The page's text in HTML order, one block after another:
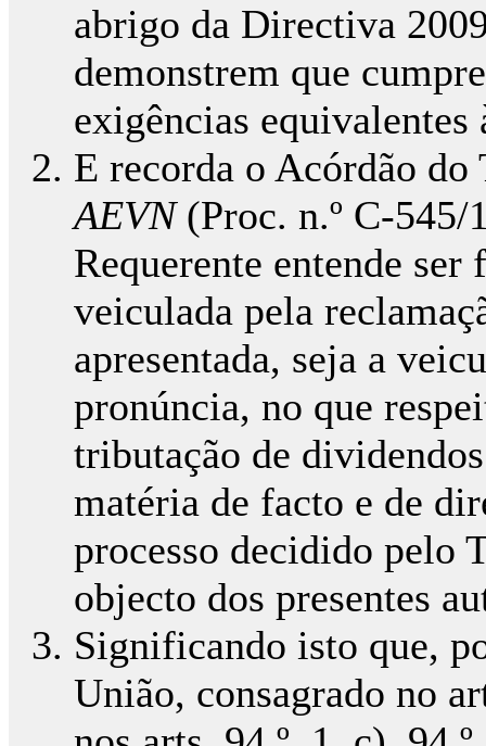
abrigo da Directiva
demonstrem que
exigências
E recorda o Acórdão
AEVN(Proc. n.º C-545/
Requerente entende ser
veiculada pela
apresentada, seja a
pronúncia, no que
tributação de
matéria de facto e de
processo decidido pelo
objecto dos presentes
Significando isto que,
União, consagrado no